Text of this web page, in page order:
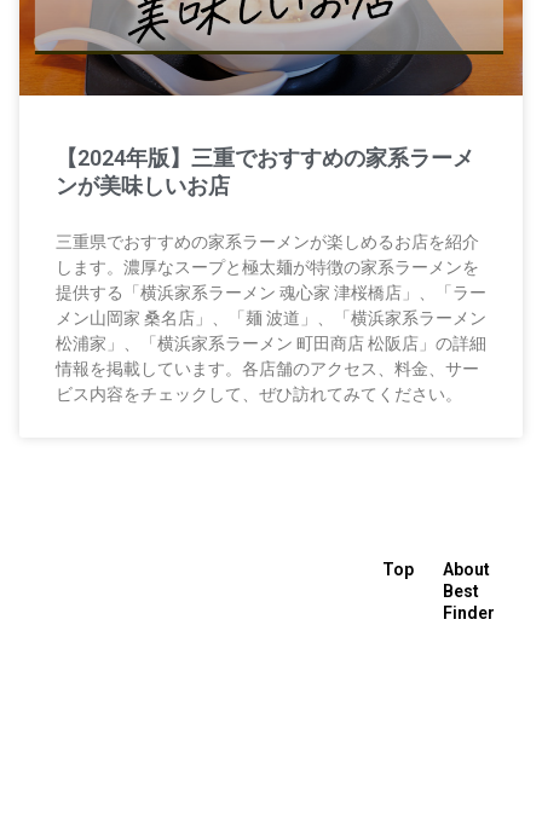
【2024年版】三重でおすすめの家系ラーメ
ンが美味しいお店
三重県でおすすめの家系ラーメンが楽しめるお店を紹介
します。濃厚なスープと極太麺が特徴の家系ラーメンを
提供する「横浜家系ラーメン 魂心家 津桜橋店」、「ラー
メン山岡家 桑名店」、「麺 波道」、「横浜家系ラーメン
松浦家」、「横浜家系ラーメン 町田商店 松阪店」の詳細
情報を掲載しています。各店舗のアクセス、料金、サー
ビス内容をチェックして、ぜひ訪れてみてください。
Top
About
Best
Finder